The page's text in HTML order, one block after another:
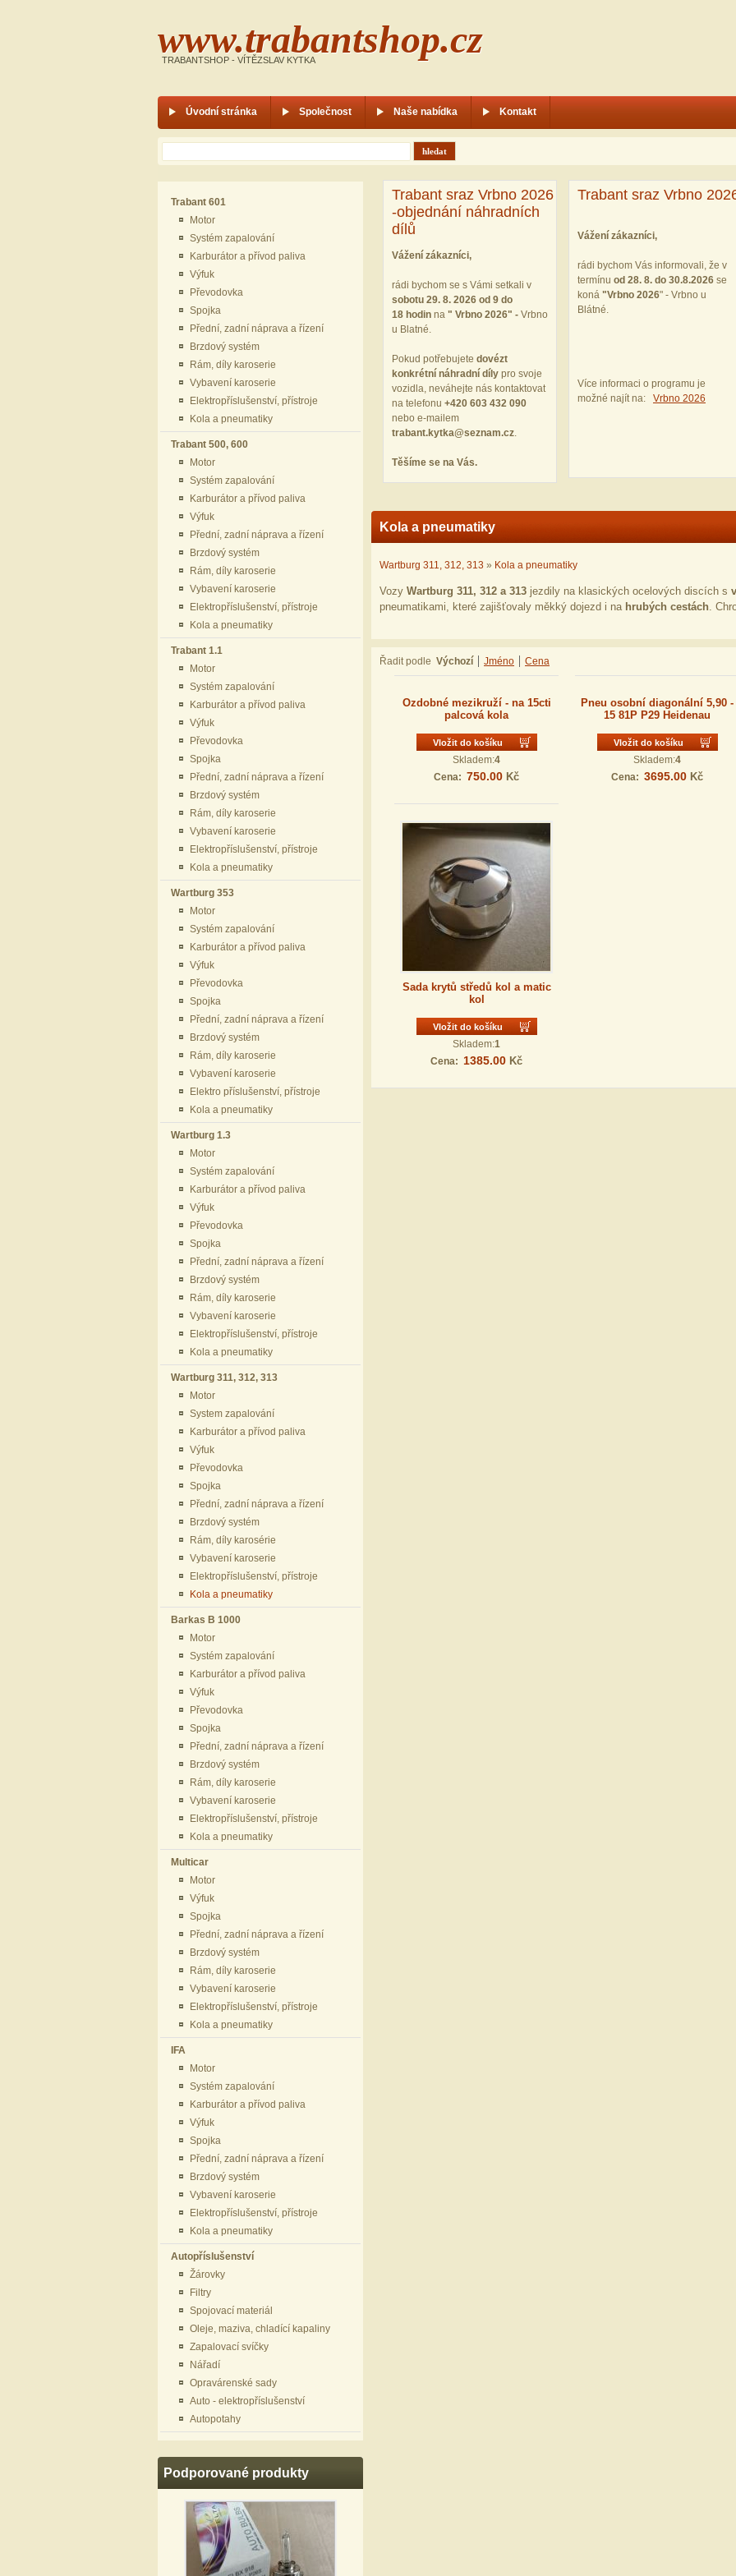
www.trabantshop.cz
TRABANTSHOP - VÍTĚZSLAV KYTKA
Úvodní stránka Společnost Naše nabídka Kontakt
Trabant 601
Motor
Systém zapalování
Karburátor a přívod paliva
Výfuk
Převodovka
Spojka
Přední, zadní náprava a řízení
Brzdový systém
Rám, díly karoserie
Vybavení karoserie
Elektropříslušenství, přístroje
Kola a pneumatiky
Trabant 500, 600
Motor
Systém zapalování
Karburátor a přívod paliva
Výfuk
Přední, zadní náprava a řízení
Brzdový systém
Rám, díly karoserie
Vybavení karoserie
Elektropříslušenství, přístroje
Kola a pneumatiky
Trabant 1.1
Motor
Systém zapalování
Karburátor a přívod paliva
Výfuk
Převodovka
Spojka
Přední, zadní náprava a řízení
Brzdový systém
Rám, díly karoserie
Vybavení karoserie
Elektropříslušenství, přístroje
Kola a pneumatiky
Wartburg 353
Motor
Systém zapalování
Karburátor a přívod paliva
Výfuk
Převodovka
Spojka
Přední, zadní náprava a řízení
Brzdový systém
Rám, díly karoserie
Vybavení karoserie
Elektro příslušenství, přístroje
Kola a pneumatiky
Wartburg 1.3
Motor
Systém zapalování
Karburátor a přívod paliva
Výfuk
Převodovka
Spojka
Přední, zadní náprava a řízení
Brzdový systém
Rám, díly karoserie
Vybavení karoserie
Elektropříslušenství, přístroje
Kola a pneumatiky
Wartburg 311, 312, 313
Motor
System zapalování
Karburátor a přívod paliva
Výfuk
Převodovka
Spojka
Přední, zadní náprava a řízení
Brzdový systém
Rám, díly karosérie
Vybavení karoserie
Elektropříslušenství, přístroje
Kola a pneumatiky
Barkas B 1000
Motor
Systém zapalování
Karburátor a přívod paliva
Výfuk
Převodovka
Spojka
Přední, zadní náprava a řízení
Brzdový systém
Rám, díly karoserie
Vybavení karoserie
Elektropříslušenství, přístroje
Kola a pneumatiky
Multicar
Motor
Výfuk
Spojka
Přední, zadní náprava a řízení
Brzdový systém
Rám, díly karoserie
Vybavení karoserie
Elektropříslušenství, přístroje
Kola a pneumatiky
IFA
Motor
Systém zapalování
Karburátor a přívod paliva
Výfuk
Spojka
Přední, zadní náprava a řízení
Brzdový systém
Vybavení karoserie
Elektropříslušenství, přístroje
Kola a pneumatiky
Autopříslušenství
Žárovky
Filtry
Spojovací materiál
Oleje, maziva, chladící kapaliny
Zapalovací svíčky
Nářadí
Opravárenské sady
Auto - elektropříslušenství
Autopotahy
Podporované produkty
Trabant sraz Vrbno 2026
-objednání náhradních
dílů
Vážení zákazníci,
rádi bychom se s Vámi setkali v
sobotu 29. 8. 2026 od 9 do
18 hodin na " Vrbno 2026" - Vrbno
u Blatné.
Pokud potřebujete dovézt
konkrétní náhradní díly pro svoje
vozidla, neváhejte nás kontaktovat
na telefonu +420 603 432 090
nebo e‑mailem
trabant.kytka@seznam.cz.
Těšíme se na Vás.
Trabant sraz Vrbno
Vážení zákazníci,
rádi bychom Vás informovali, že v
termínu od 28. 8. do 30.8.2026 se
koná "Vrbno 2026" - Vrbno u
Blátné.
Více informaci o programu je
možné najít na: Vrbno 2026
Kola a pneumatiky
Wartburg 311, 312, 313 » Kola a pneumatiky
Vozy Wartburg 311, 312 a 313 jezdily na klasických ocelových discích s
pneumatikami, které zajišťovaly měkký dojezd i na hrubých cestách.
Řadit podle Výchozí Jméno Cena
Ozdobné mezikruží - na 15cti
palcová kola
Vložit do košíku
Skladem:4
Cena: 750.00 Kč
Pneu osobní diagonální 5,90 -
15 81P P29 Heidenau
Vložit do košíku
Skladem:4
Cena: 3695.00 Kč
Sada krytů středů kol a matic
kol
Vložit do košíku
Skladem:1
Cena: 1385.00 Kč